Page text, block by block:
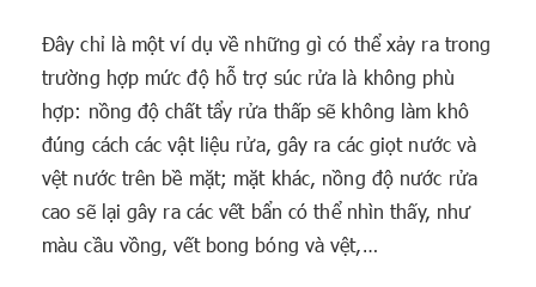
Đây chỉ là một ví dụ về những gì có thể xảy ra trong
trường hợp mức độ hỗ trợ súc rửa là không phù
hợp: nồng độ chất tẩy rửa thấp sẽ không làm khô
đúng cách các vật liệu rửa, gây ra các giọt nước và
vệt nước trên bề mặt; mặt khác, nồng độ nước rửa
cao sẽ lại gây ra các vết bẩn có thể nhìn thấy, như
màu cầu vồng, vết bong bóng và vệt,…